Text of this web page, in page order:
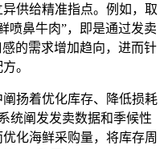
供给精准指点。例如，取
喷鼻牛肉”，即是通过发卖
的需求增加趋向，进而针
。
扬着优化库存、降低损耗
统阐发发卖数据和季候性
化海鲜采购量，将库存周